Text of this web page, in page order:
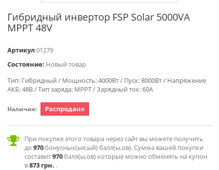
Гибридный инвертор FSP Solar 5000VA
MPPT 48V
Артикул01279
Состояние: Новый товар
Тип: Гибридный / Мощность: 4000Вт / Пуск: 8000Вт / Напряжение
АКБ: 48В / Тип заряда: MPPT / Зарядный ток: 60А
Наличие: Распродано
При покупке этого товара через сайт вы можете получить
до 970бонусных(ые,ый) балл(ы,ов). Сумма вашей покупки
составит970балл(ы,ов) которые можно обменять на купон
в873 грн. .